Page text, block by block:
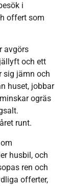
i
offert som
avgörs
och ett
sig jämn och
huset, jobbar
ogräs
runt.
husbil, och
ren och
offerter,